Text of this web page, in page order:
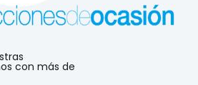
con más de